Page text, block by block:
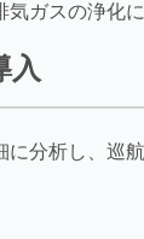
ガスの浄化
入
分析し、巡